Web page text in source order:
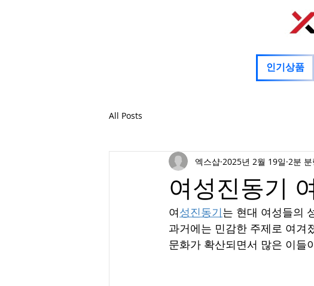
인기상품
All Posts
여성진동기
엑스샵 2025년 2월 19일 2분
여성진동기는 현대 여성들의
과거에는 민감한 주제로 여겨
문화가 확산되면서 많은 이들